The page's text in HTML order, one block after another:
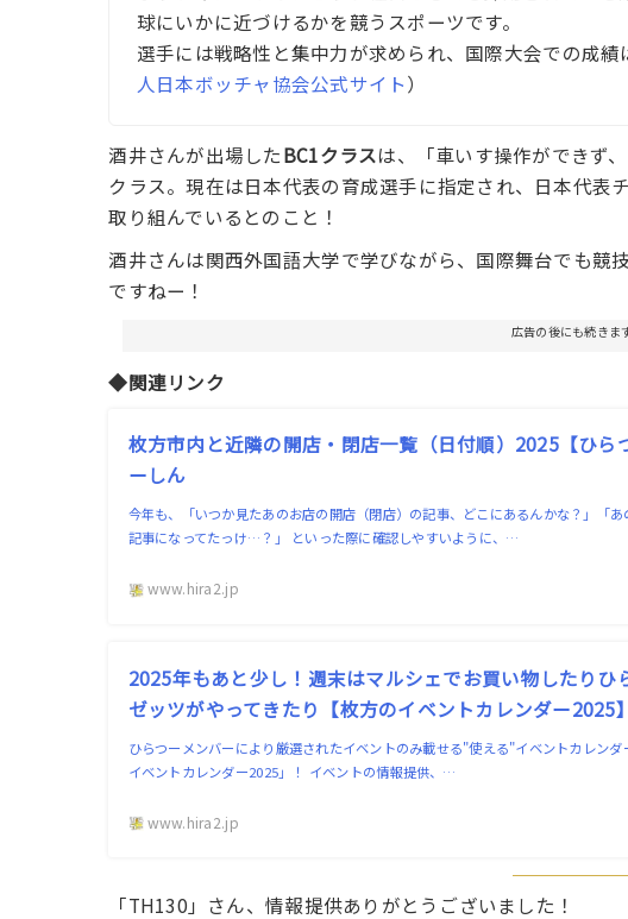
球にいかに近づけるかを競うスポーツです。
選手には戦略性と集中力が求められ、国際大会での成
人日本ボッチャ協会公式サイト）
酒井さんが出場したBC1クラスは、「車いす操作ができず
クラス。現在は日本代表の育成選手に指定され、日本代表
取り組んでいるとのこと！
酒井さんは関西外国語大学で学びながら、国際舞台でも競
ですねー！
広告の後にも続きま
◆関連リンク
枚方市内と近隣の開店・閉店一覧（日付順）2025【ひら
ーしん
今年も、「いつか見たあのお店の開店（閉店）の記事、どこにあるんかな？」「
記事になってたっけ…？」 といった際に確認しやすいように、…
www.hira2.jp
2025年もあと少し！週末はマルシェでお買い物したりひ
ゼッツがやってきたり【枚方のイベントカレンダー2025
ひらつーメンバーにより厳選されたイベントのみ載せる"使える"イベントカレン
イベントカレンダー2025」！ イベントの情報提供、…
www.hira2.jp
「TH130」さん、情報提供ありがとうございました！